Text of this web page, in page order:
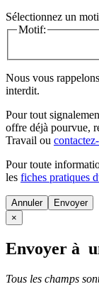
Sélectionnez un
Motif:
Nous vous
interdit.
Pour tout
offre déjà pourvue,
Travail ou
Pour toute
les fiches pratiques
Annuler
×
Envoyer à
Tous les champs